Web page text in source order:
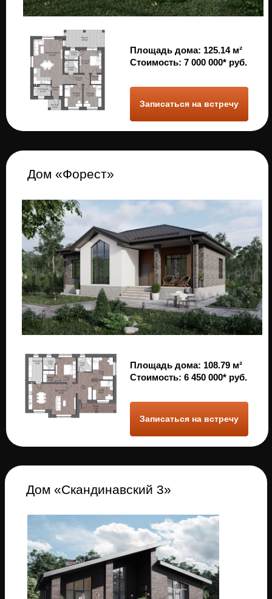
Заказать и получить подарок
Акция
Оплачиваем ипотеку,
пока строится Ваш дом!
Заказать и получить подарок
*за подробностями обращайтесь в отдел продаж
строительству дома из кирпича?
Оставьте заявку, и мы
вышлем варианты
с фото и ценами
Этапы
строительства
Хотите купить уже
построенный дом?